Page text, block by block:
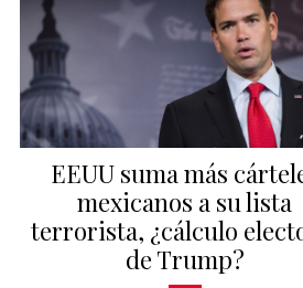
EEUU suma más
mexicanos a su lista
terrorista, ¿cálculo
de Trump?